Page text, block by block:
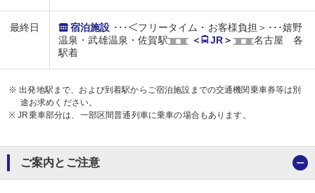
最終日 宿泊施設 ･･･＜フリータイム・お客様負担＞･･･嬉野
温泉・武雄温泉・佐賀駅
＜ JR＞
名古屋 各
駅着
※ 出発地駅まで、および到着駅からご宿泊施設までの交通機関乗車券等は別
途お求めください。
※ JR乗車部分は、一部区間普通列車に乗車の場合もあります。
ご案内とご注意